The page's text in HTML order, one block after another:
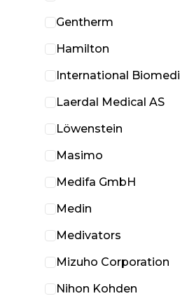
Gentherm
Hamilton
International
Laerdal Medical AS
Löwenstein
Masimo
Medifa GmbH
Medin
Medivators
Mizuho Corporation
Nihon Kohden